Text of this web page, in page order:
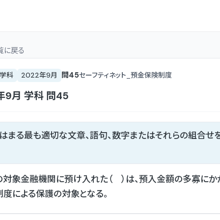
に戻る
学科 2022年9月 問45セーフティネット_預金保険制度
9月 学科 問45
まる最も適切な文章、語句、数字またはそれらの組合せ
象金融機関に預け入れた（ ）は、預入金額の多寡にか
による保護の対象となる。